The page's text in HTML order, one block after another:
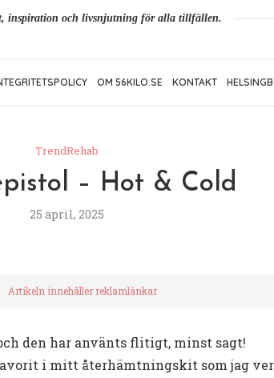
inspiration och livsnjutning för alla tillfällen.
OM 56KILO.SE KONTAKT
TrendRehab
– Hot & Cold
25 april, 2025
Artikeln innehåller reklamlänkar
den har använts flitigt, minst sagt!
i mitt återhämtningskit som jag